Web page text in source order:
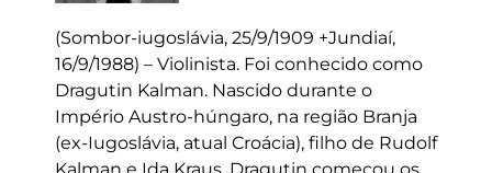
(Sombor-iugoslávia, 25/9/1909 +Jundiaí,
16/9/1988) – Violinista. Foi conhecido como
Dragutin Kalman. Nascido durante o
Império Austro-húngaro, na região Branja
(ex-Iugoslávia, atual Croácia), filho de Rudolf